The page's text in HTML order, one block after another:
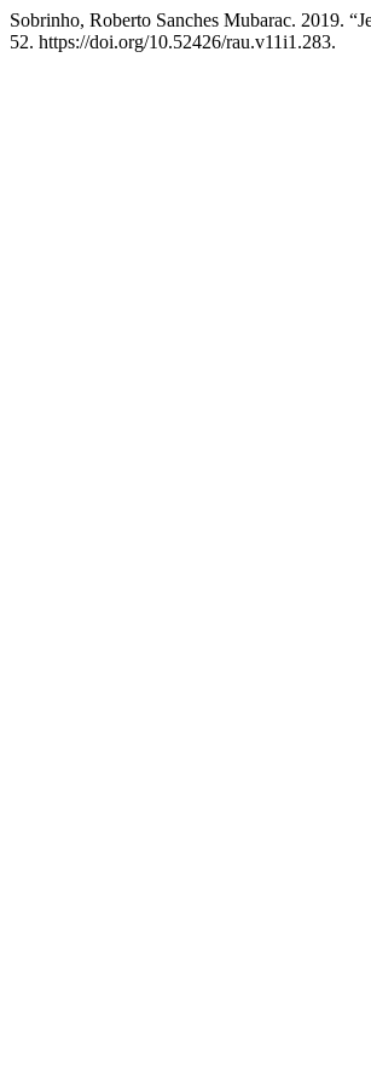
Sobrinho, Roberto Sanches Mubarac. 2019.
52. https://doi.org/10.52426/rau.v11i1.283.